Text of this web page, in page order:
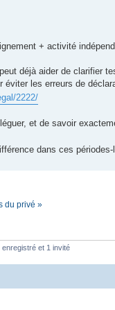
+ activité
déjà aider de clarifier
les erreurs de
2222/
et de savoir
dans ces
du privé »
et 1 invité